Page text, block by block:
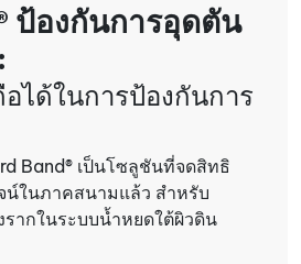
ป้องกันการอุดตัน
ได้ในการป้องกันการ
Band® เป็นโซลูชันที่จดสิทธิ
น์ในภาคสนามแล้ว สำหรับ
ากในระบบน้ำหยดใต้ผิวดิน